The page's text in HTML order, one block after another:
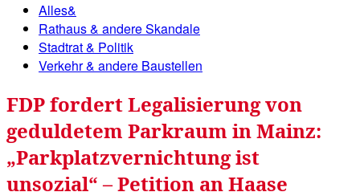
Alles&
Rathaus & andere Skandale
Stadtrat & Politik
Verkehr & andere Baustellen
FDP fordert Legalisierung von
geduldetem Parkraum in Mainz:
„Parkplatzvernichtung ist
unsozial“ – Petition an Haase